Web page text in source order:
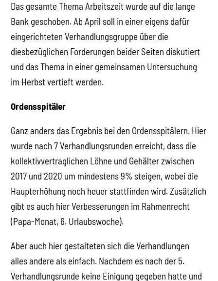
Das gesamte Thema Arbeitszeit wurde auf die lange
Bank geschoben. Ab April soll in einer eigens dafür
eingerichteten Verhandlungsgruppe über die
diesbezüglichen Forderungen beider Seiten diskutiert
und das Thema in einer gemeinsamen Untersuchung
im Herbst vertieft werden.
Ordensspitäler
Ganz anders das Ergebnis bei den Ordensspitälern. Hier
wurde nach 7 Verhandlungsrunden erreicht, dass die
kollektivvertraglichen Löhne und Gehälter zwischen
2017 und 2020 um mindestens 9% steigen, wobei die
Haupterhöhung noch heuer stattfinden wird. Zusätzlich
gibt es auch hier Verbesserungen im Rahmenrecht
(Papa-Monat, 6. Urlaubswoche).
Aber auch hier gestalteten sich die Verhandlungen
alles andere als einfach. Nachdem es nach der 5.
Verhandlungsrunde keine Einigung gegeben hatte und